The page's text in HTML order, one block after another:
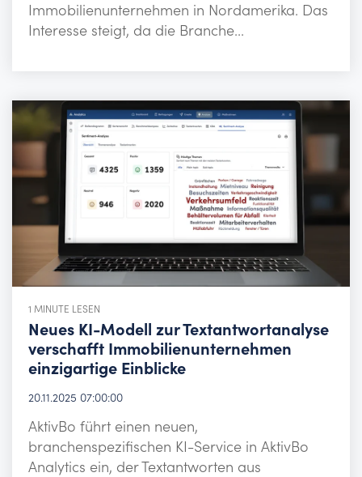
Immobilienunternehmen in Nordamerika. Das
Interesse steigt, da die Branche...
1 MINUTE LESEN
Neues KI-Modell zur Textantwortanalyse
verschafft Immobilienunternehmen
einzigartige Einblicke
20.11.2025 07:00:00
AktivBo führt einen neuen,
branchenspezifischen KI-Service in AktivBo
Analytics ein, der Textantworten aus